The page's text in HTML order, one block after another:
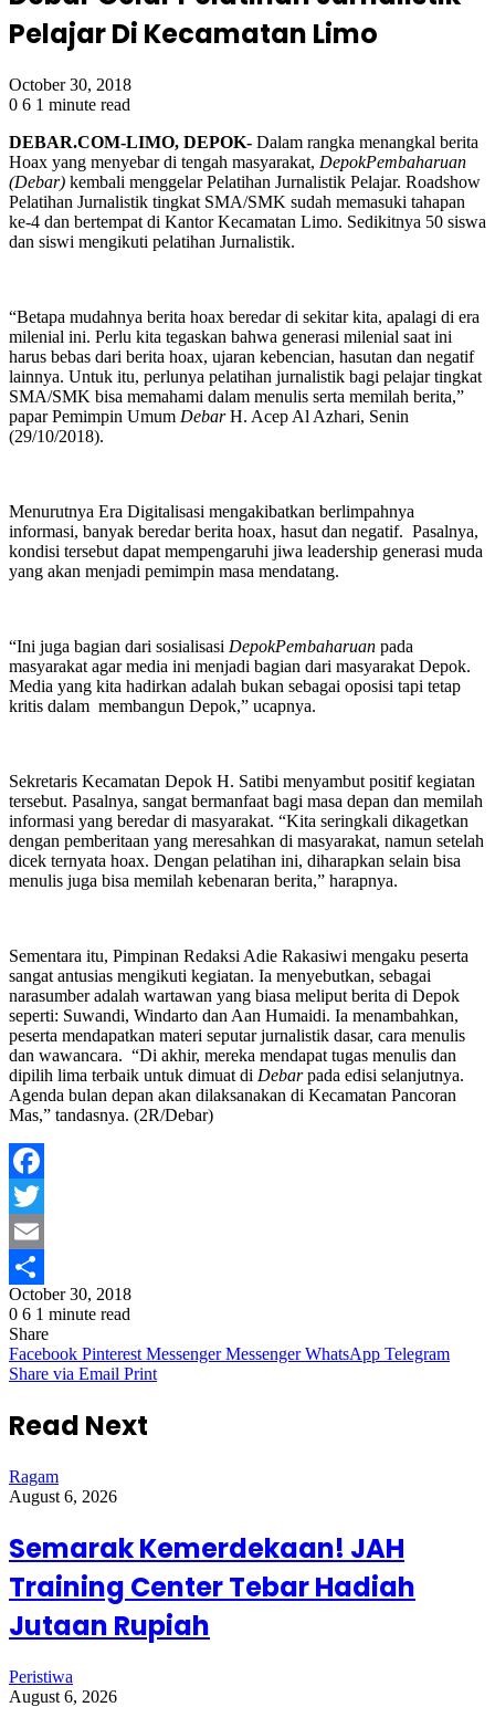
Pelajar Di Kecamatan Limo
October 30, 2018
0 6 1 minute read
DEBAR.COM-LIMO, DEPOK- Dalam rangka menangkal berita
Hoax yang menyebar di tengah masyarakat, DepokPembaharuan
(Debar) kembali menggelar Pelatihan Jurnalistik Pelajar. Roadshow
Pelatihan Jurnalistik tingkat SMA/SMK sudah memasuki tahapan
ke-4 dan bertempat di Kantor Kecamatan Limo. Sedikitnya 50 siswa
dan siswi mengikuti pelatihan Jurnalistik.
“Betapa mudahnya berita hoax beredar di sekitar kita, apalagi di era
milenial ini. Perlu kita tegaskan bahwa generasi milenial saat ini
harus bebas dari berita hoax, ujaran kebencian, hasutan dan negatif
lainnya. Untuk itu, perlunya pelatihan jurnalistik bagi pelajar tingkat
SMA/SMK bisa memahami dalam menulis serta memilah berita,”
papar Pemimpin Umum DebarH. Acep Al Azhari, Senin
(29/10/2018).
Menurutnya Era Digitalisasi mengakibatkan berlimpahnya
informasi, banyak beredar berita hoax, hasut dan negatif. Pasalnya,
kondisi tersebut dapat mempengaruhi jiwa leadership generasi muda
yang akan menjadi pemimpin masa mendatang.
“Ini juga bagian dari sosialisasi DepokPembaharuan pada
masyarakat agar media ini menjadi bagian dari masyarakat Depok.
Media yang kita hadirkan adalah bukan sebagai oposisi tapi tetap
kritis dalam membangun Depok,” ucapnya.
Sekretaris Kecamatan Depok H. Satibi menyambut positif kegiatan
tersebut. Pasalnya, sangat bermanfaat bagi masa depan dan memilah
informasi yang beredar di masyarakat. “Kita seringkali dikagetkan
dengan pemberitaan yang meresahkan di masyarakat, namun setelah
dicek ternyata hoax. Dengan pelatihan ini, diharapkan selain bisa
menulis juga bisa memilah kebenaran berita,” harapnya.
Sementara itu, Pimpinan Redaksi Adie Rakasiwi mengaku peserta
sangat antusias mengikuti kegiatan. Ia menyebutkan, sebagai
narasumber adalah wartawan yang biasa meliput berita di Depok
seperti: Suwandi, Windarto dan Aan Humaidi. Ia menambahkan,
peserta mendapatkan materi seputar jurnalistik dasar, cara menulis
dan wawancara. “Di akhir, mereka mendapat tugas menulis dan
dipilih lima terbaik untuk dimuat di Debarpada edisi selanjutnya.
Agenda bulan depan akan dilaksanakan di Kecamatan Pancoran
Mas,” tandasnya. (2R/Debar)
Facebook
Twitter
Email
Share
October 30, 2018
0 6 1 minute read
Share
Facebook Pinterest Messenger Messenger WhatsApp Telegram
Share via Email Print
Read Next
Ragam
August 6, 2026
Semarak Kemerdekaan! JAH
Training Center Tebar Hadiah
Jutaan Rupiah
Peristiwa
August 6, 2026